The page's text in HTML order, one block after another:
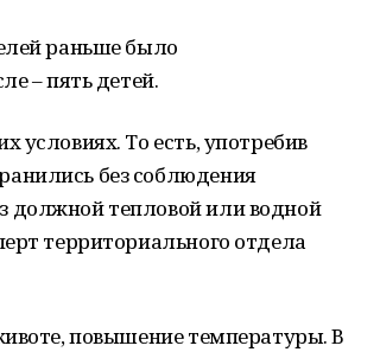
раньше было
– пять детей.
условиях. То есть, употребив
без соблюдения
должной тепловой или водной
территориального отдела
повышение температуры. В